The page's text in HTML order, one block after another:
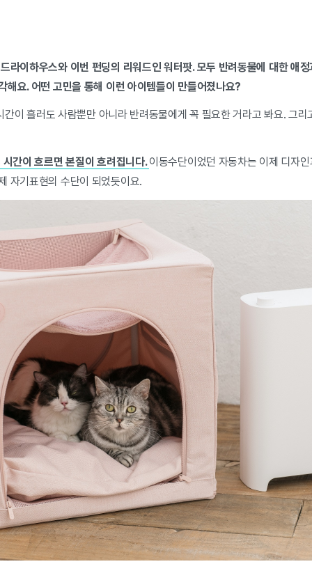
라이하우스와 이번 펀딩의 리워드인 워터팟. 모두 반려동물에 대한 애
해요. 어떤 고민을 통해 이런 아이템들이 만들어졌나요?
이 흘러도 사람뿐만 아니라 반려동물에게 꼭 필요한 거라고 봐요. 그
간이 흐르면 본질이 흐려집니다.이동수단이었던 자동차는 이제 디자
자기표현의 수단이 되었듯이요.